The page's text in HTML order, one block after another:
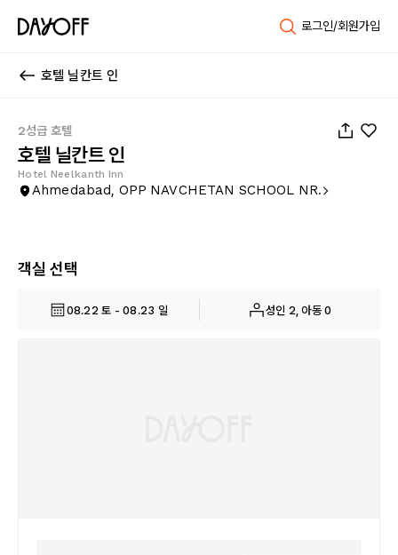
로그인/회원가입
호텔 닐칸트 인
2성급 호텔
호텔 닐칸트 인
Hotel Neelkanth Inn
Ahmedabad, OPP NAVCHETAN SCHOOL NR.
객실 선택
08.22 토 - 08.23 일 성인 2, 아동 0